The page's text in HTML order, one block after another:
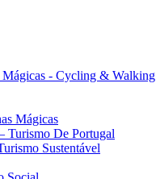
Mágicas - Cycling & Walking
Mágicas
Turismo De Portugal
Sustentável